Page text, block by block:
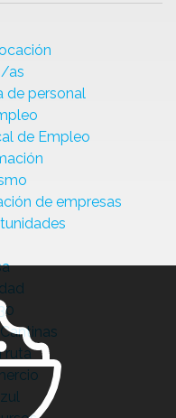
as
de personal
de Empleo
de empresas
ruta